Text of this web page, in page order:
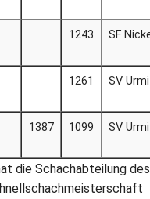
1243 SF
1261 SV
1387 1099 SV
die Schachabteilung